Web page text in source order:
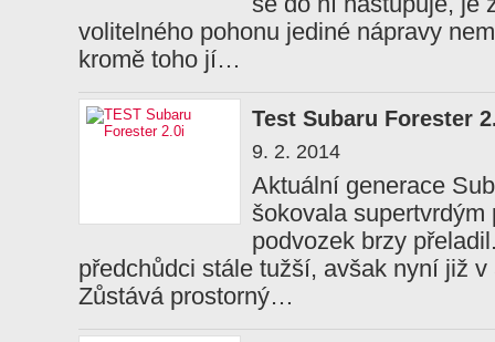
volitelného pohonu jediné nápravy
kromě toho jí…
Test Subaru Forester
9. 2. 2014
Aktuální generace
šokovala
podvozek brzy
předchůdci stále tužší, avšak nyní již
Zůstává prostorný…